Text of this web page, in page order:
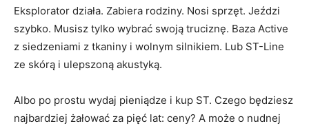
Eksplorator działa. Zabiera rodziny. Nosi sprzęt. Jeździ
szybko. Musisz tylko wybrać swoją truciznę. Baza Active
z siedzeniami z tkaniny i wolnym silnikiem. Lub ST-Line
ze skórą i ulepszoną akustyką.
Albo po prostu wydaj pieniądze i kup ST. Czego będziesz
najbardziej żałować za pięć lat: ceny? A może o nudnej